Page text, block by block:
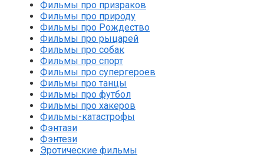
Фильмы про призраков
Фильмы про природу
Фильмы про Рождество
Фильмы про рыцарей
Фильмы про собак
Фильмы про спорт
Фильмы про супергероев
Фильмы про танцы
Фильмы про футбол
Фильмы про хакеров
Фильмы-катастрофы
Фэнтази
Фэнтези
Эротические фильмы